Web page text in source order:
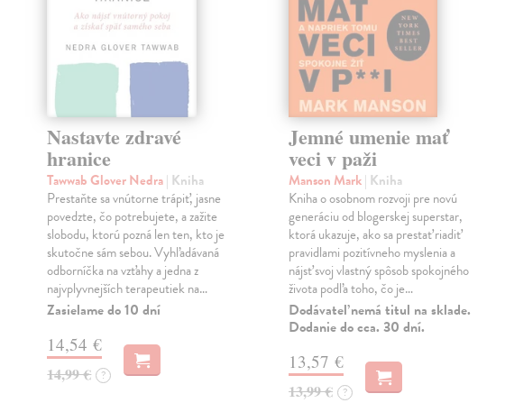
Nastavte zdravé
hranice
Tawwab Glover Nedra| Kniha
Prestaňte sa vnútorne trápiť, jasne
povedzte, čo potrebujete, a zažite
slobodu, ktorú pozná len ten, kto je
skutočne sám sebou. Vyhľadávaná
odborníčka na vzťahy a jedna z
najvplyvnejších terapeutiek na…
Zasielame do 10 dní
14,54 €
14,99 € ?
Jemné umenie mať
veci v paži
Manson Mark| Kniha
Kniha o osobnom rozvoji pre novú
generáciu od blogerskej superstar,
ktorá ukazuje, ako sa prestať riadiť
pravidlami pozitívneho myslenia a
nájsť svoj vlastný spôsob spokojného
života podľa toho, čo je…
Dodávateľ nemá titul na sklade.
Dodanie do cca. 30 dní.
13,57 €
13,99 € ?